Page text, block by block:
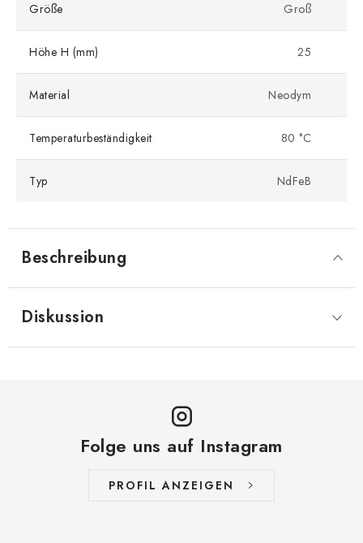
Beschreibung
Größe Groß
Höhe H (mm) 25
Material Neodym
Temperaturbeständigkeit 80 °C
Typ NdFeB
Diskussion
Folge uns auf Instagram
PROFIL ANZEIGEN